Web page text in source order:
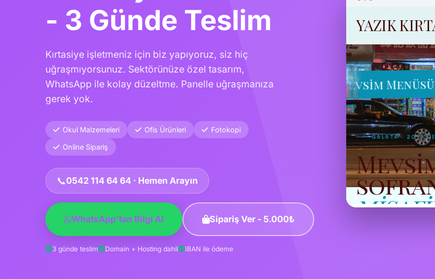
- 3 Günde Teslim
Kırtasiye işletmeniz için biz yapıyoruz, siz hiç
uğraşmıyorsunuz. Sektörünüze özel tasarım,
WhatsApp ile kolay düzeltme. Panelle uğraşmanıza
gerek yok.
Okul Malzemeleri Ofis Ürünleri Fotokopi
Online Sipariş
📞0542 114 64 64 · Hemen Arayın
WhatsApp'tan Bilgi Al Sipariş Ver - 5.000₺
3 günde teslim Domain + Hosting dahil IBAN ile ödeme